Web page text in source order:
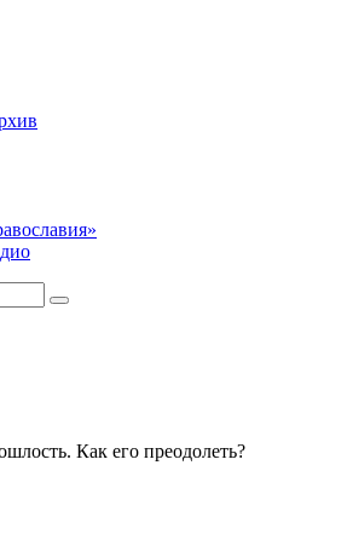
Как его преодолеть?